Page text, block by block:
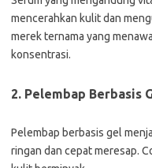
mencerahkan kulit dan
merek ternama yang
konsentrasi.
2. Pelembap Berbasis
Pelembap berbasis gel
ringan dan cepat meresap.